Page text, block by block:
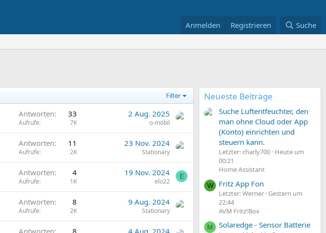
Anmelden Registrieren Suche
Filter
Antworten 33
Aufrufe 7K
2 Aug. 2025
o-mobil
Antworten 11
Aufrufe 2K
23 Nov. 2024
Stationary
Antworten 4
Aufrufe 1K
19 Nov. 2024
elo22
E
Antworten 8
Aufrufe 2K
9 Aug. 2024
Stationary
Antworten 8 4 Aug. 2024
Neueste Beiträge
Suche Luftentfeuchter, den
man ohne Cloud oder App
(Konto) einrichten und
steuern kann.
Letzter: charly700 Heute um
00:21
Home Assistant
W Fritz App Fon
Letzter: Werner Gestern um
22:44
AVM Fritz!Box
M Solaredge - Sensor Batterie